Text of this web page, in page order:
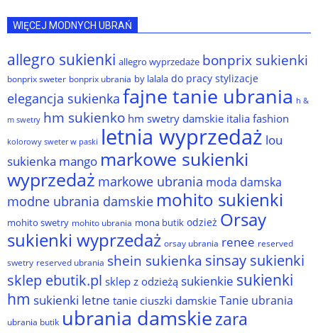
WIĘCEJ MODNYCH UBRAŃ
allegro sukienki allegro wyprzedaże bonprix sukienki
bonprix sweter bonprix ubrania by lalala do pracy stylizacje
elegancja sukienka fajne tanie ubrania h &
m swetry hm sukienko hm swetry damskie italia fashion
kolorowy sweter w paski letnia wyprzedaż lou
sukienka mango markowe sukienki
wyprzedaż markowe ubrania moda damska
modne ubrania damskie mohito sukienki
mohito swetry mohito ubrania mona butik odzież Orsay
sukienki wyprzedaż orsay ubrania renee reserved
swetry reserved ubrania shein sukienka sinsay sukienki
sklep ebutik.pl sklep z odzieżą sukienkie sukienki
hm sukienki letne tanie ciuszki damskie Tanie ubrania
ubrania butik ubrania damskiezara